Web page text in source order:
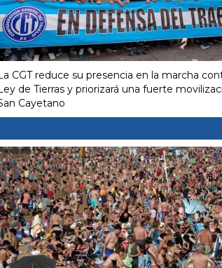
CGT reduce su presencia en la marcha
de Tierras y priorizará una fuerte
Cayetano